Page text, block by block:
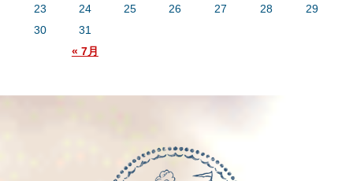
« 7月
23
24 25 26 27 28
29
30
31